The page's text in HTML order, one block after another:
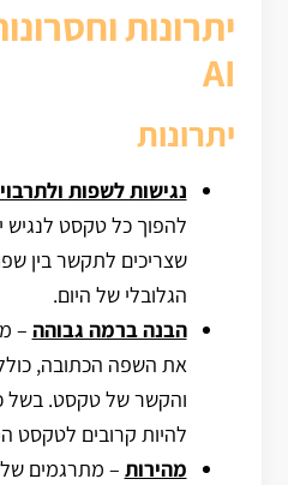
יתרונות
AI
יתרונות
נגישות לשפות
להפוך כל טקסט לנגיש
שצריכים לתקשר בין
הגלובלי של היום.
הבנה ברמה גבוהה
את השפה הכתובה,
להיות קרובים לטקסט
מהירות – מתרגמים